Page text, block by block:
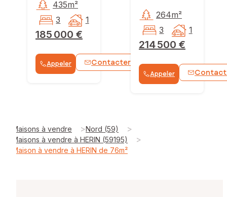
185 000 €
435m²
3
1
Appeler Contacter WhatsApp
214 500 €
264m²
3
1
Appeler
Maisons à vendre >Nord (59) >
Maisons à vendre à HERIN (59195) >
Maison à vendre à HERIN de 76m²